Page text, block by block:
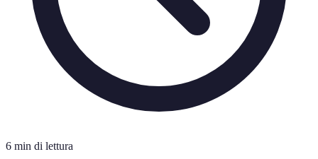
6 min di lettura